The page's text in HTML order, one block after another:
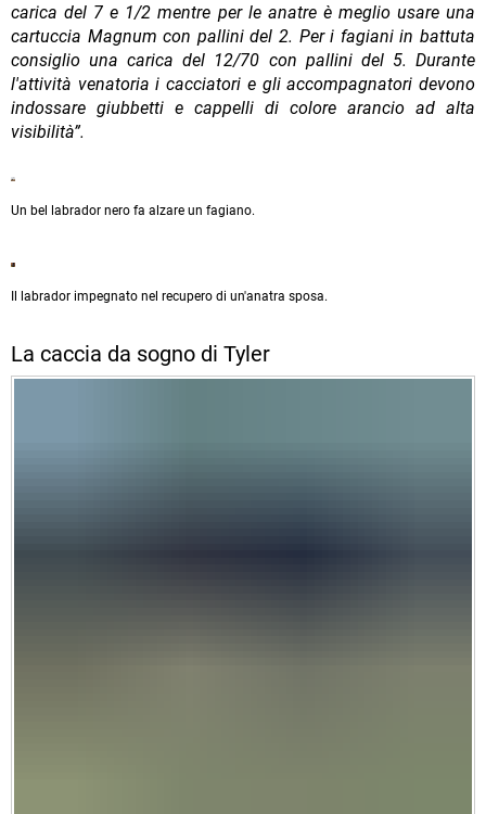
carica del 7 e 1/2 mentre per le anatre è meglio usare una
cartuccia Magnum con pallini del 2. Per i fagiani in battuta
consiglio una carica del 12/70 con pallini del 5. Durante
l'attività venatoria i cacciatori e gli accompagnatori devono
indossare giubbetti e cappelli di colore arancio ad alta
visibilità”.
Un bel labrador nero fa alzare un fagiano.
Il labrador impegnato nel recupero di un'anatra sposa.
La caccia da sogno di Tyler